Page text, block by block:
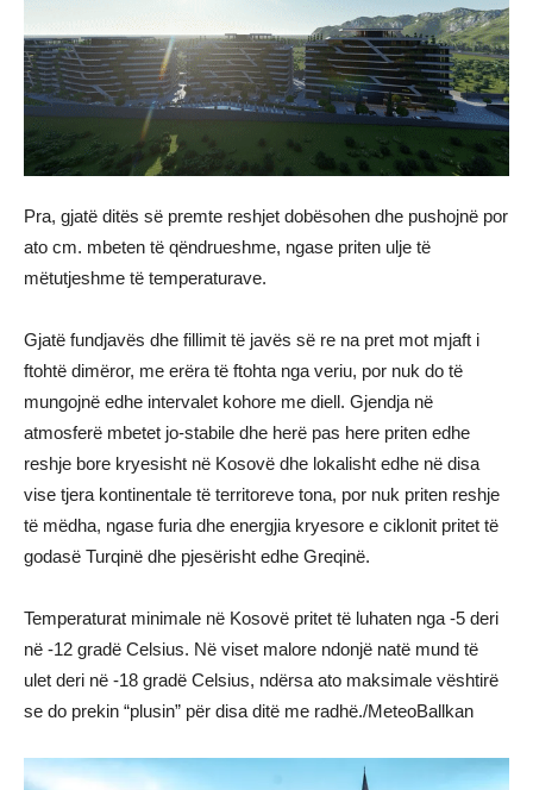
Pra, gjatë ditës së premte reshjet dobësohen dhe pushojnë por
ato cm. mbeten të qëndrueshme, ngase priten ulje të
mëtutjeshme të temperaturave.
Gjatë fundjavës dhe fillimit të javës së re na pret mot mjaft i
ftohtë dimëror, me erëra të ftohta nga veriu, por nuk do të
mungojnë edhe intervalet kohore me diell. Gjendja në
atmosferë mbetet jo-stabile dhe herë pas here priten edhe
reshje bore kryesisht në Kosovë dhe lokalisht edhe në disa
vise tjera kontinentale të territoreve tona, por nuk priten reshje
të mëdha, ngase furia dhe energjia kryesore e ciklonit pritet të
godasë Turqinë dhe pjesërisht edhe Greqinë.
Temperaturat minimale në Kosovë pritet të luhaten nga -5 deri
në -12 gradë Celsius. Në viset malore ndonjë natë mund të
ulet deri në -18 gradë Celsius, ndërsa ato maksimale vështirë
se do prekin “plusin” për disa ditë me radhë./MeteoBallkan